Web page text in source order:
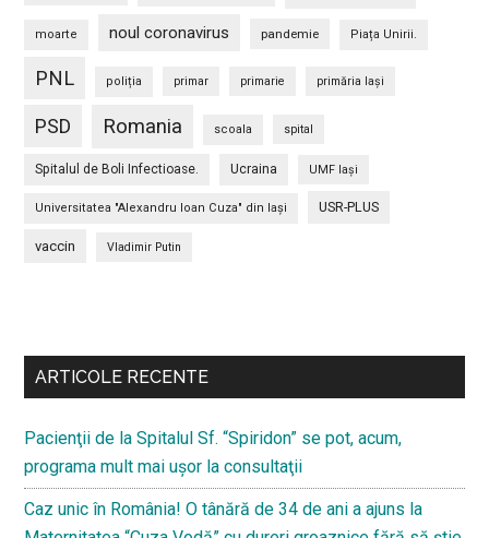
moarte noul coronavirus pandemie Piața Unirii.
PNL poliția primar primarie primăria Iași
PSD Romania scoala spital
Spitalul de Boli Infectioase. Ucraina UMF Iași
Universitatea "Alexandru Ioan Cuza" din Iaşi USR-PLUS
vaccin Vladimir Putin
secundara
ARTICOLE RECENTE
Pacienţii de la Spitalul Sf. “Spiridon” se pot, acum,
programa mult mai uşor la consultaţii
Caz unic în România! O tânără de 34 de ani a ajuns la